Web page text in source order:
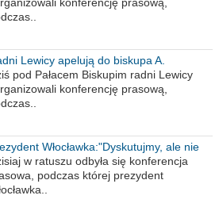
Lewicy apelują do biskupa A.
Meringa
pod Pałacem Biskupim radni Lewicy
konferencję prasową,
Włocławka:"Dyskutujmy, ale nie
się”
w ratuszu odbyła się konferencja
podczas której prezydent